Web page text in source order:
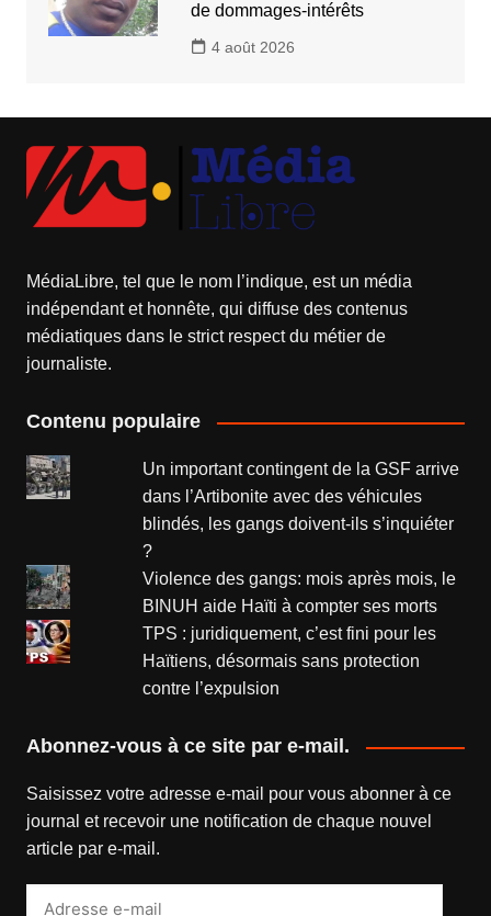
de dommages-intérêts
4 août 2026
MédiaLibre, tel que le nom l’indique, est un média
indépendant et honnête, qui diffuse des contenus
médiatiques dans le strict respect du métier de
journaliste.
Contenu populaire
Un important contingent de la GSF arrive
dans l’Artibonite avec des véhicules
blindés, les gangs doivent-ils s’inquiéter
?
Violence des gangs: mois après mois, le
BINUH aide Haïti à compter ses morts
TPS : juridiquement, c’est fini pour les
Haïtiens, désormais sans protection
contre l’expulsion
Abonnez-vous à ce site par e-mail.
Saisissez votre adresse e-mail pour vous abonner à ce
journal et recevoir une notification de chaque nouvel
article par e-mail.